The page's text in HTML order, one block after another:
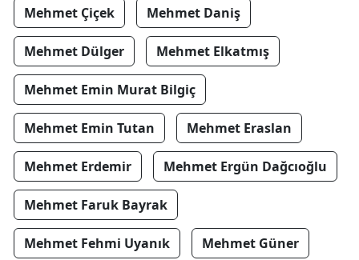
Mehmet Çiçek Mehmet Daniş
Mehmet Dülger Mehmet Elkatmış
Mehmet Emin Murat Bilgiç
Mehmet Emin Tutan Mehmet Eraslan
Mehmet Erdemir Mehmet Ergün Dağcıoğlu
Mehmet Faruk Bayrak
Mehmet Fehmi Uyanık Mehmet Güner